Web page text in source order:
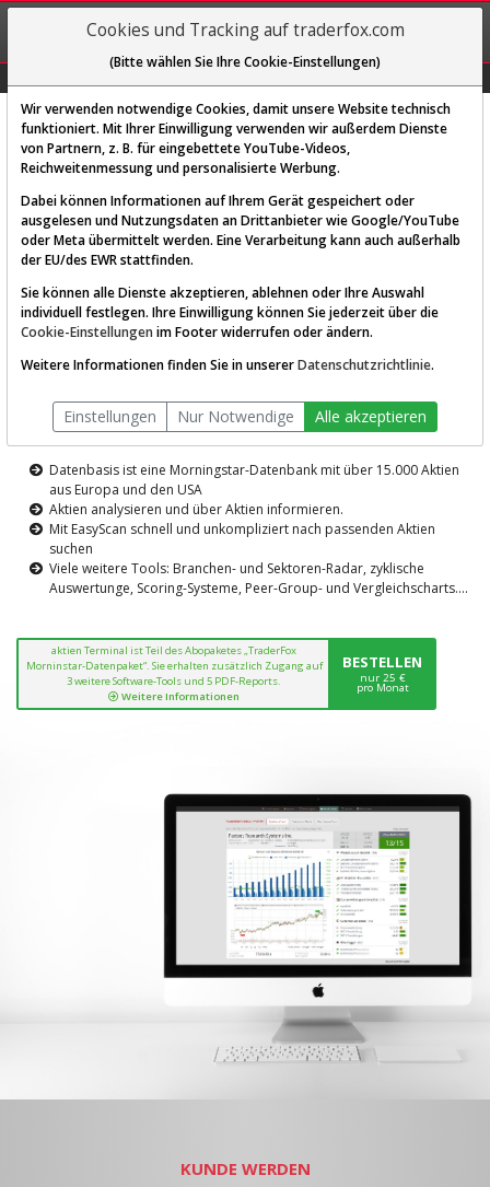
REGIS-
TRIEREN
Diese Funktion ist nur für
AKTIEN-TERMINAL
Die Aktienanalyse-Plattform von
TraderFox
Datenbasis ist eine Morningstar-Datenbank mit über 15.000 Aktien
aus Europa und den USA
Aktien analysieren und über Aktien informieren.
Mit EasyScan schnell und unkompliziert nach passenden Aktien
suchen
Viele weitere Tools: Branchen- und Sektoren-Radar, zyklische
Auswertunge, Scoring-Systeme, Peer-Group- und Vergleichscharts....
aktien Terminal ist Teil des Abopaketes „TraderFox
Morninstar-Datenpaket“. Sie erhalten zusätzlich Zugang auf
3 weitere Software-Tools und 5 PDF-Reports.
Weitere Informationen
BESTELLEN
nur 25 €
pro Monat
KUNDE WERDEN
Cookies und Tracking auf traderfox.com
(Bitte wählen Sie Ihre Cookie-Einstellungen)
Wir verwenden notwendige Cookies, damit unsere Website technisch
funktioniert. Mit Ihrer Einwilligung verwenden wir außerdem Dienste
von Partnern, z. B. für eingebettete YouTube-Videos,
Reichweitenmessung und personalisierte Werbung.
Dabei können Informationen auf Ihrem Gerät gespeichert oder
ausgelesen und Nutzungsdaten an Drittanbieter wie Google/YouTube
oder Meta übermittelt werden. Eine Verarbeitung kann auch außerhalb
der EU/des EWR stattfinden.
Sie können alle Dienste akzeptieren, ablehnen oder Ihre Auswahl
individuell festlegen. Ihre Einwilligung können Sie jederzeit über die
Cookie-Einstellungen im Footer widerrufen oder ändern.
Weitere Informationen finden Sie in unsererDatenschutzrichtlinie.
Einstellungen Nur Notwendige Alle akzeptieren